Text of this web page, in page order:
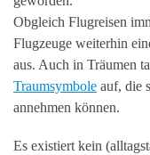
Obgleich Flugreisen
Flugzeuge weiterhin
aus. Auch in Träumen
Traumsymbole auf, die
annehmen können.
Es existiert kein